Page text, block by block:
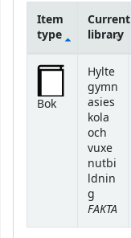
Holdings
Item
type
Current
library
Bok
Hylte
gymn
asies
kola
och
vuxe
nutbi
ldnin
g
FAKTA